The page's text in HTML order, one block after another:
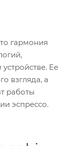
гармония
Ее
взгляда, а
работы
эспрессо.